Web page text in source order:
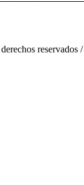
reservados /